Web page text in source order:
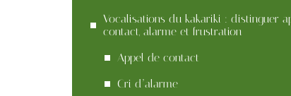
Vocalisations du kakariki : distinguer
contact, alarme et frustration
Appel de contact
Cri d’alarme